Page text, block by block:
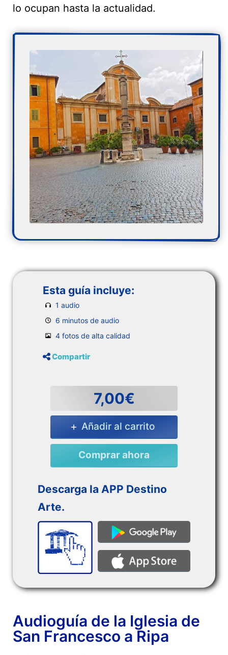
lo ocupan hasta la actualidad.
Esta guía incluye:
1 audio
6 minutos de audio
4 fotos de alta calidad
Compartir
7,00€
Añadir al carrito
Comprar ahora
Descarga la APP Destino
Arte.
Audioguía de la Iglesia de
San Francesco a Ripa